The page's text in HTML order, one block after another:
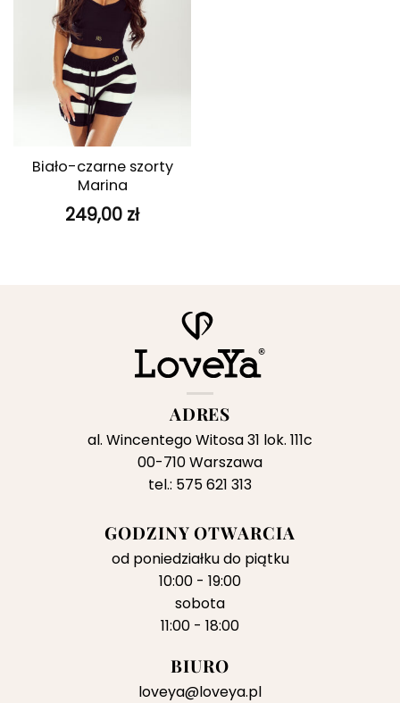
Biało-czarne szorty
Marina
249,00 zł
ADRES
al. Wincentego Witosa 31 lok. 111c
00-710 Warszawa
tel.: 575 621 313
GODZINY OTWARCIA
od poniedziałku do piątku
10:00 - 19:00
sobota
11:00 - 18:00
BIURO
loveya@loveya.pl